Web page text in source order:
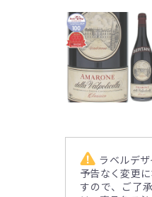
ラベルデ
予告なく変更
すので、ご了